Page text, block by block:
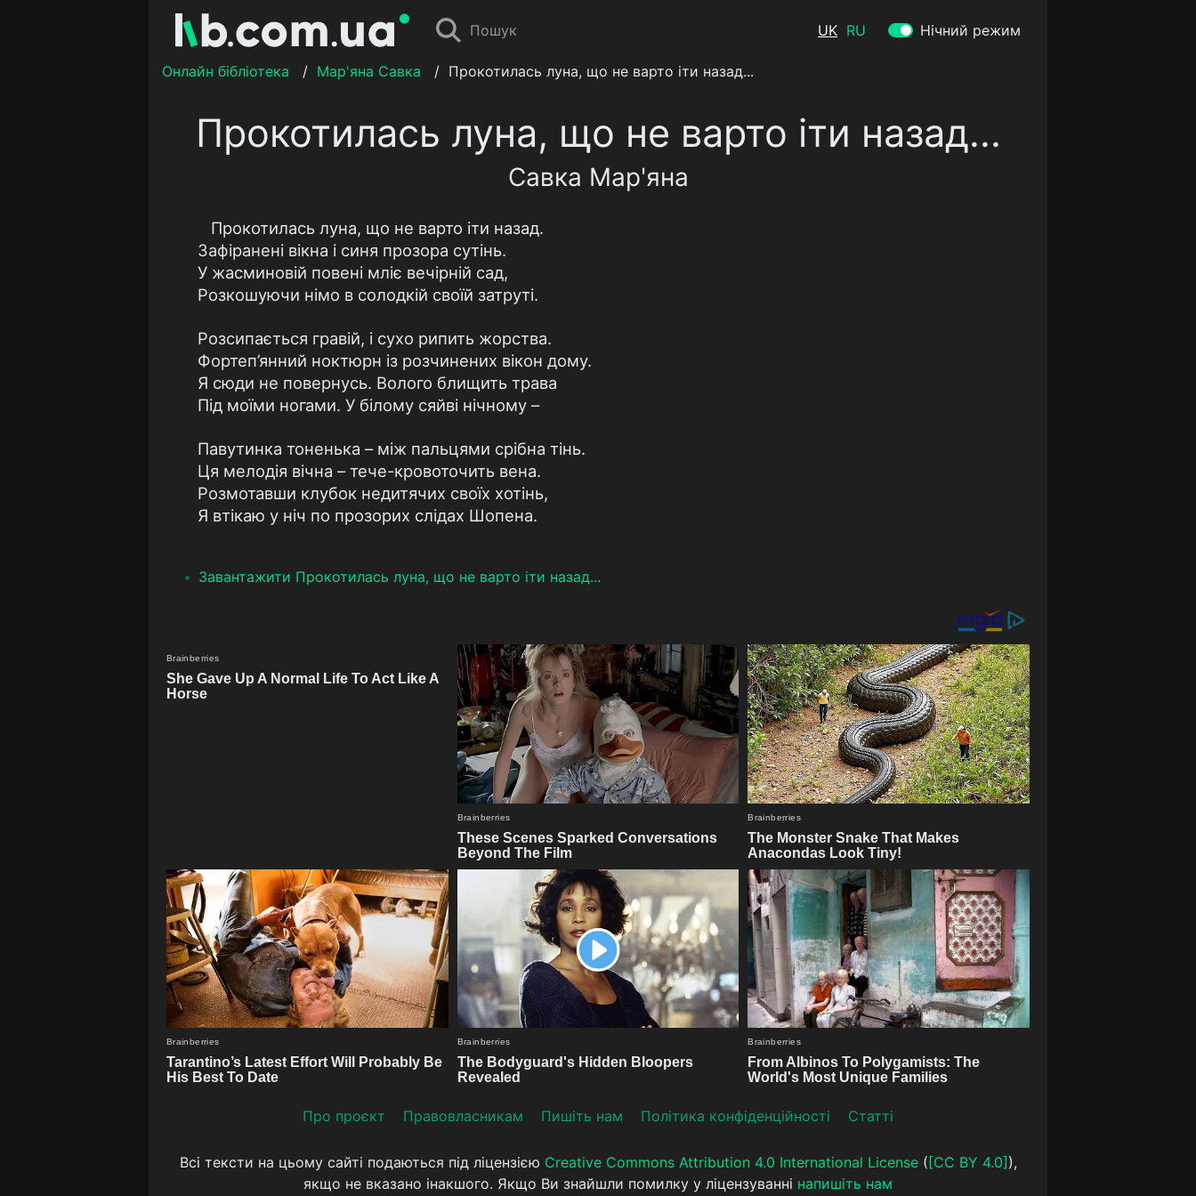
Пошук UK RU Нічний режим
Онлайн бібліотека / Мар'яна Савка / Прокотилась луна, що не варто іти назад...
Прокотилась луна, що не варто іти назад...
Савка Мар'яна
Прокотилась луна, що не варто іти назад.
Зафіранені вікна і синя прозора сутінь.
У жасминовій повені мліє вечірній сад,
Розкошуючи німо в солодкій своїй затруті.
Розсипається гравій, і сухо рипить жорства.
Фортеп’янний ноктюрн із розчинених вікон дому.
Я сюди не повернусь. Волого блищить трава
Під моїми ногами. У білому сяйві нічному –
Павутинка тоненька – між пальцями срібна тінь.
Ця мелодія вічна – тече-кровоточить вена.
Розмотавши клубок недитячих своїх хотінь,
Я втікаю у ніч по прозорих слідах Шопена.
Завантажити Прокотилась луна, що не варто іти назад...
Про проєкт Прaвoвлaсникaм Пишіть нам Політика конфіденційності Статті
Всі тексти на цьому сайті подаються під ліцензією Creative Commons Attribution 4.0 International License( [CC BY 4.0] ),
якщо не вказано інакшого. Якщо Ви знайшли помилку у ліцензуванні напишіть нам